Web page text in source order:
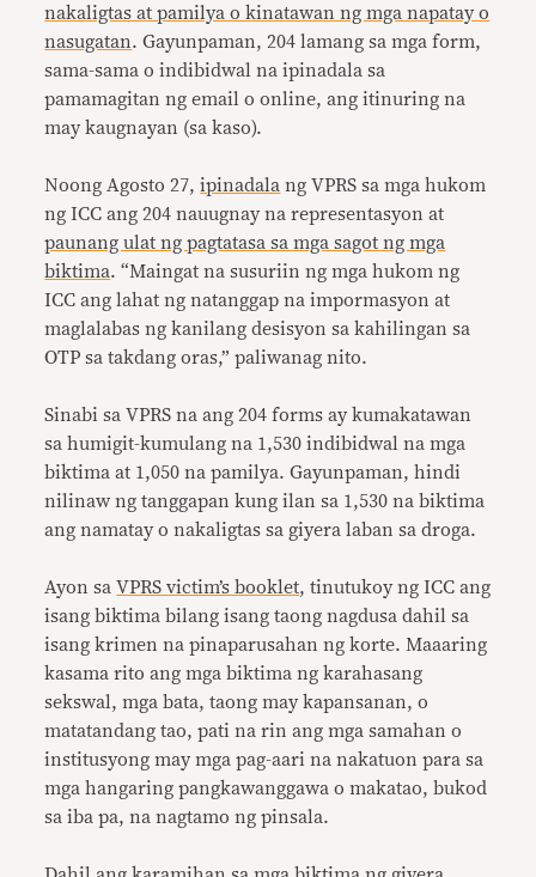
nakaligtas at pamilya o kinatawan ng mga napatay o
nasugatan. Gayunpaman, 204 lamang sa mga form,
sama-sama o indibidwal na ipinadala sa
pamamagitan ng email o online, ang itinuring na
may kaugnayan (sa kaso).
Noong Agosto 27,ipinadala ng VPRS sa mga hukom
ng ICC ang 204 nauugnay na representasyon at
paunang ulat ng pagtatasa sa mga sagot ng mga
biktima. “Maingat na susuriin ng mga hukom ng
ICC ang lahat ng natanggap na impormasyon at
maglalabas ng kanilang desisyon sa kahilingan sa
OTP sa takdang oras,” paliwanag nito.
Sinabi sa VPRS na ang 204 forms ay kumakatawan
sa humigit-kumulang na 1,530 indibidwal na mga
biktima at 1,050 na pamilya. Gayunpaman, hindi
nilinaw ng tanggapan kung ilan sa 1,530 na biktima
ang namatay o nakaligtas sa giyera laban sa droga.
Ayon saVPRS victim’s booklet, tinutukoy ng ICC ang
isang biktima bilang isang taong nagdusa dahil sa
isang krimen na pinaparusahan ng korte. Maaaring
kasama rito ang mga biktima ng karahasang
sekswal, mga bata, taong may kapansanan, o
matatandang tao, pati na rin ang mga samahan o
institusyong may mga pag-aari na nakatuon para sa
mga hangaring pangkawanggawa o makatao, bukod
sa iba pa, na nagtamo ng pinsala.